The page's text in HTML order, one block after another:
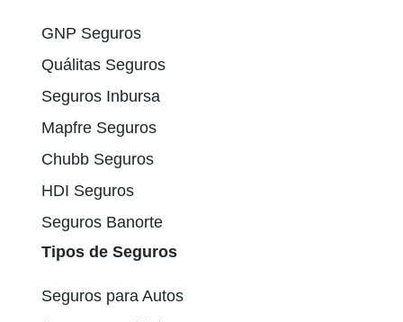
GNP Seguros
Quálitas Seguros
Seguros Inbursa
Mapfre Seguros
Chubb Seguros
HDI Seguros
Seguros Banorte
Tipos de Seguros
Seguros para Autos